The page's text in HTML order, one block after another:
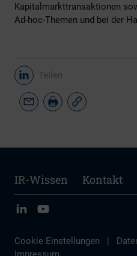
Kapitalmarkttransaktionen
Ad-hoc-Themen und bei der
Teilen
IR-Wissen Kontakt
Cookie Einstellungen |